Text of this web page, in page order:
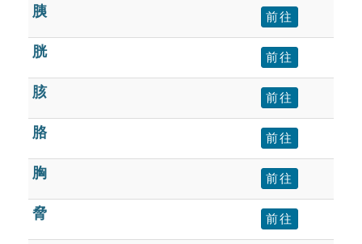
教學應用
貓頭鷹博士
胰 前往
胱 前往
胲 前往
胳 前往
胸 前往
脅 前往